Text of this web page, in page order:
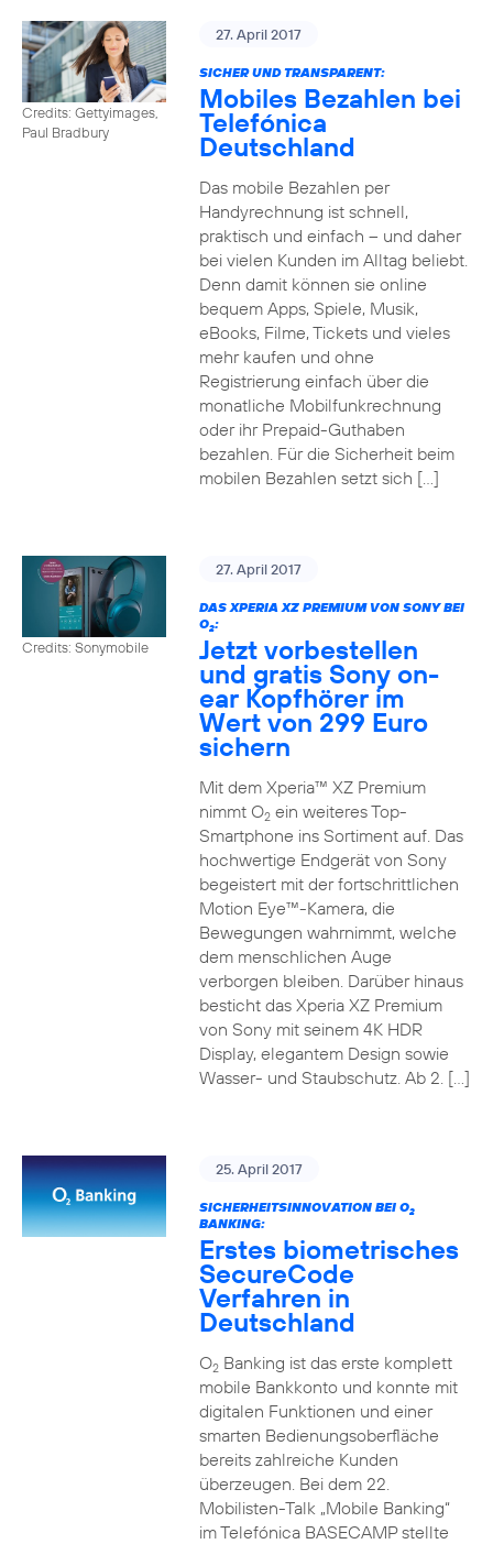
Credits: Gettyimages,
Paul Bradbury
27. April 2017
SICHER UND TRANSPARENT:
Mobiles Bezahlen bei
Telefónica
Deutschland
Das mobile Bezahlen per
Handyrechnung ist schnell,
praktisch und einfach – und daher
bei vielen Kunden im Alltag beliebt.
Denn damit können sie online
bequem Apps, Spiele, Musik,
eBooks, Filme, Tickets und vieles
mehr kaufen und ohne
Registrierung einfach über die
monatliche Mobilfunkrechnung
oder ihr Prepaid-Guthaben
bezahlen. Für die Sicherheit beim
mobilen Bezahlen setzt sich […]
Credits: Sonymobile
27. April 2017
DAS XPERIA XZ PREMIUM VON SONY BEI
O2:
Jetzt vorbestellen
und gratis Sony on-
ear Kopfhörer im
Wert von 299 Euro
sichern
Mit dem Xperia™ XZ Premium
nimmt O2ein weiteres Top-
Smartphone ins Sortiment auf. Das
hochwertige Endgerät von Sony
begeistert mit der fortschrittlichen
Motion Eye™-Kamera, die
Bewegungen wahrnimmt, welche
dem menschlichen Auge
verborgen bleiben. Darüber hinaus
besticht das Xperia XZ Premium
von Sony mit seinem 4K HDR
Display, elegantem Design sowie
Wasser- und Staubschutz. Ab 2. […]
25. April 2017
SICHERHEITSINNOVATION BEI O2
BANKING:
Erstes biometrisches
SecureCode
Verfahren in
Deutschland
O2Banking ist das erste komplett
mobile Bankkonto und konnte mit
digitalen Funktionen und einer
smarten Bedienungsoberfläche
bereits zahlreiche Kunden
überzeugen. Bei dem 22.
Mobilisten-Talk „Mobile Banking“
im Telefónica BASECAMP stellte